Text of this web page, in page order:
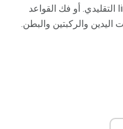
، يميل إلى الوراء ، في أسلوب limbo التقليدي. أو فك القواعد
اليدين والركبتين والبطن.